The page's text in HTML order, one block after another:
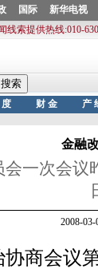
金融
一次会议
2008-
会议第